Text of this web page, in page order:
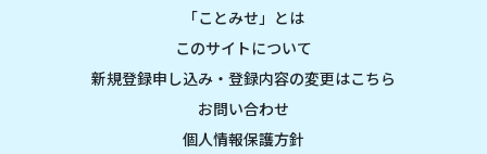
「ことみせ」とは
このサイトについて
新規登録申し込み・登録内容の変更はこちら
お問い合わせ
個人情報保護方針